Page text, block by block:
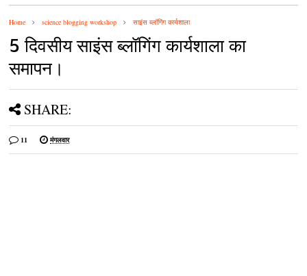
Home science blogging workshop साइंस ब्‍लॉगिंग कार्यशाला
5 दिवसीय साइंस ब्लॉगिंग कार्यशाला का
समापन।
SHARE:
11 मंगलवार